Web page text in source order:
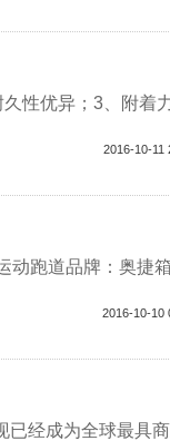
性优异；3、附着
2016-10-11
动跑道品牌：奥捷
2016-10-10
已经成为全球最具